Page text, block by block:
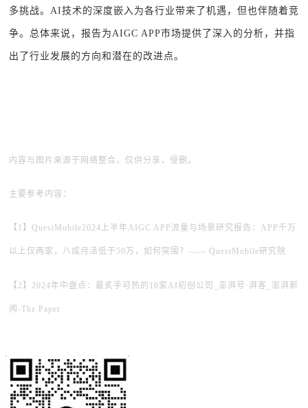
多挑战。AI技术的深度嵌入为各行业带来了机遇，但也伴随着竞
争。总体来说，报告为AIGC APP市场提供了深入的分析，并指
出了行业发展的方向和潜在的改进点。
内容与图片来源于网络整合，仅供分享，侵删。
主要参考内容：
【1】QuestMobile2024上半年AIGC APP流量与场景研究报告：APP千万
以上仅两家，八成月活低于50万，如何突围 ？—— QuestMobile研究院
【2 】 2024年中盘点：最炙手可热的10家AI初创公司_澎湃号·湃客_澎湃新
闻-The Paper